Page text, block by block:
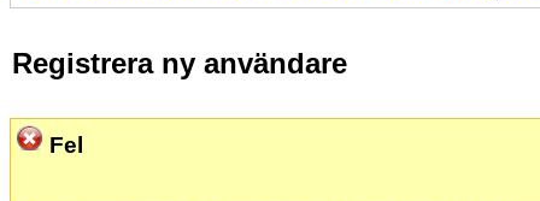
Registrera ny användare
Fel